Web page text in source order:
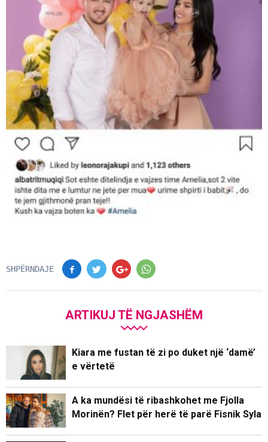
SHPËRNDAJE
ARTIKUJ TË NGJASHËM
Kiara me fustan të zi po duket një ‘damë’
e vërtetë
A ka mundësi të ribashkohet me Fjolla
Morinën? Flet për herë të parë Fisnik Syla